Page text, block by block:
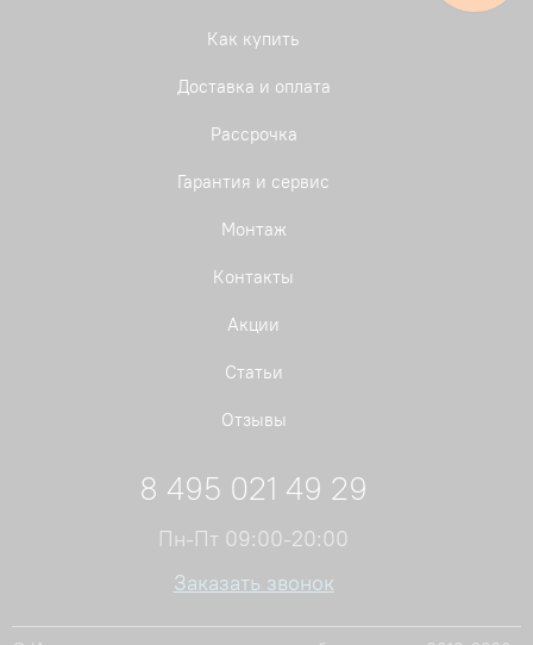
Как купить
Доставка и оплата
Рассрочка
Гарантия и сервис
Монтаж
Контакты
Акции
Статьи
Отзывы
8 495 021 49 29
Пн-Пт 09:00-20:00
Заказать звонок